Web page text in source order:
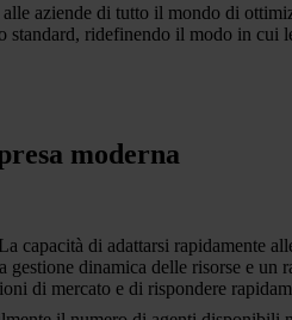
aziende di tutto il mondo di
standard, ridefinendo il modo in cui
moderna
capacità di adattarsi rapidamente
dinamica delle risorse e un
di mercato e di rispondere